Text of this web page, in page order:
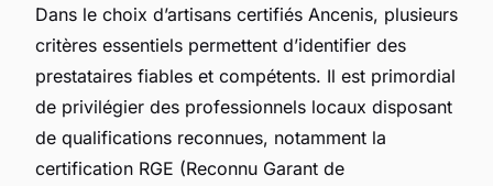
Dans le choix d’artisans certifiés Ancenis, plusieurs
critères essentiels permettent d’identifier des
prestataires fiables et compétents. Il est primordial
de privilégier des professionnels locaux disposant
de qualifications reconnues, notamment la
certification RGE (Reconnu Garant de